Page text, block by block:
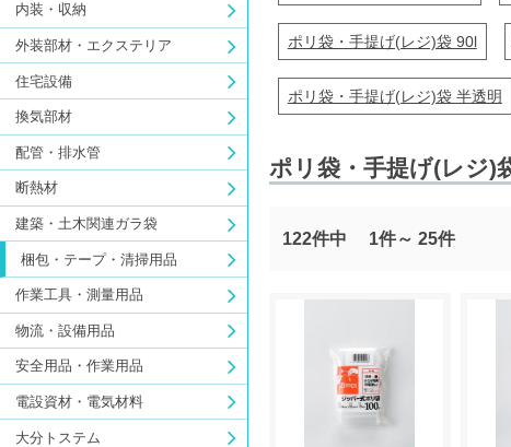
内装・収納
外装部材・エクステリア
住宅設備
換気部材
配管・排水管
断熱材
建築・土木関連ガラ袋
梱包・テープ・清掃用品
作業工具・測量用品
物流・設備用品
安全用品・作業用品
電設資材・電気材料
大分トステム
ポリ袋・手提げ(レジ)袋 90l
ポリ袋・手提げ(レジ)袋 半透明
ポリ袋・手提げ(レジ)
122件中 1件～ 25件